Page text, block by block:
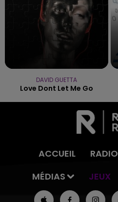
DAVID GUETTA
Love Dont Let Me Go
ACCUEIL RADIO
MÉDIAS
JEUX